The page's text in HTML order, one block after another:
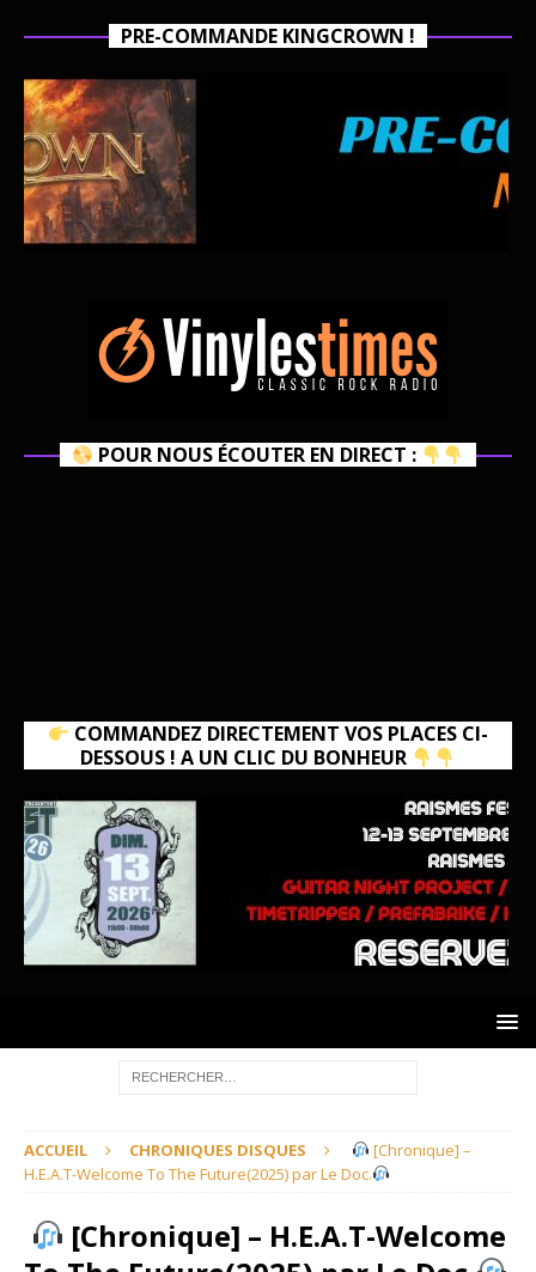
PRE-COMMANDE KINGCROWN !
POUR NOUS ÉCOUTER EN DIRECT :
COMMANDEZ DIRECTEMENT VOS PLACES CI-
DESSOUS ! A UN CLIC DU BONHEUR
ACCUEIL CHRONIQUES DISQUES
[Chronique] –
H.E.A.T-Welcome To The Future(2025) par Le Doc.
[Chronique] – H.E.A.T-Welcome